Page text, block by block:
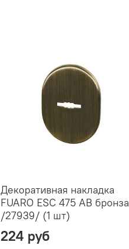
Декоративная накладка
FUARO ESC 475 AB бронза
/27939/ (1 шт)
224 руб